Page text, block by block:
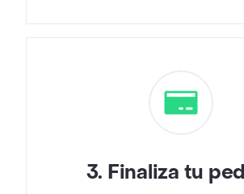
3. Finaliza tu